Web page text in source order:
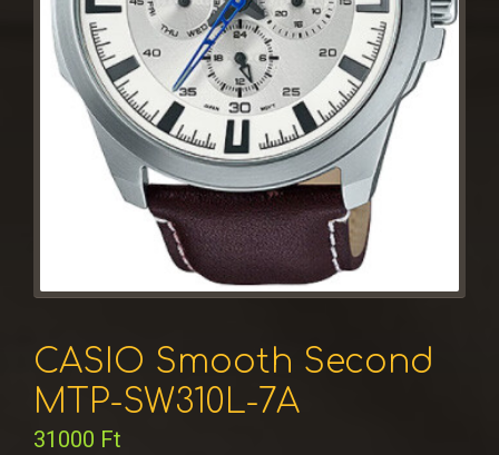
CASIO Smooth Second
MTP-SW310L-7A
31000 Ft